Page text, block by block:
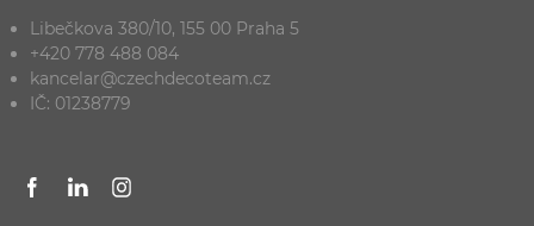
Libečkova 380/10, 155 00 Praha 5
+420 778 488 084
kancelar@czechdecoteam.cz
IČ: 01238779